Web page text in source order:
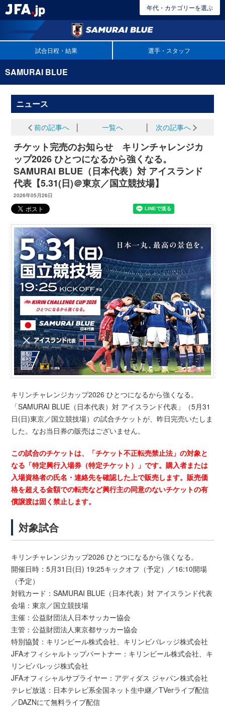
年代・カテゴリーを選ぶ
試合日程・結果 選手・スタッフ
SAMURAI BLUE
ニュース
前の記事へ 一覧へ 次の記事へ
チケット完売のお知らせ キリンチャレンジカ
ップ2026 ひとつになるから強くなる。
SAMURAI BLUE（日本代表）対 アイスランド
代表【5.31(日)＠東京／国立競技場】
2026年05月26日
キリンチャレンジカップ2026 ひとつになるから強くなる。
「SAMURAI BLUE（日本代表）対 アイスランド代表」（5月31
日(日)東京／国立競技場）の試合チケットが、昨日完売いたしま
した。なお当日券の販売はございません。
この試合のチケットは、「チケット不正転売禁止法」の対象と
なる「特定興行入場券（特定チケット）」です。購入者または
入場資格者の氏名・連絡先を確認した上で販売します。販売価
格を超える金額での転売など興行主の同意のないチケットの有
償譲渡は固く禁止します。
対象試合
キリンチャレンジカップ2026 ひとつになるから強くなる。
開催日時：5月31日(日) 19:25キックオフ（予定）／16:10開場
（予定）
対戦カード：SAMURAI BLUE（日本代表）対 アイスランド代表
会場：東京／国立競技場
主催：公益財団法人日本サッカー協会
主管：公益財団法人東京都サッカー協会
特別協賛：キリンビール株式会社、キリンビバレッジ株式会社
JFAオフィシャルトップパートナー：キリンビール株式会社、キ
リンビバレッジ株式会社
JFAオフィシャルサプライヤー：アディダス ジャパン株式会社
テレビ放送：日本テレビ系全国ネット生中継／TVerライブ配信
／DAZNにて無料ライブ配信